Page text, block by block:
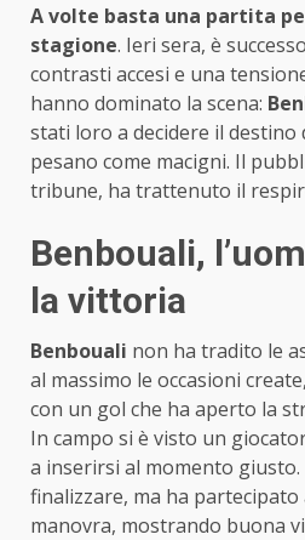
A volte basta una partita
stagione. Ieri sera, è
contrasti accesi e una
hanno dominato la scena:
stati loro a decidere il destino
pesano come macigni. Il
tribune, ha trattenuto il
Benbouali,
la vittoria
Benbouali non ha tradito le
al massimo le occasioni
con un gol che ha aperto la
In campo si è visto un
a inserirsi al momento
finalizzare, ma ha
manovra, mostrando buona